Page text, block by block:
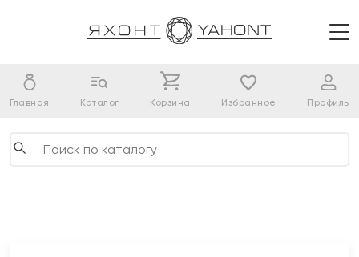
Главная Каталог Корзина Избранное Профиль